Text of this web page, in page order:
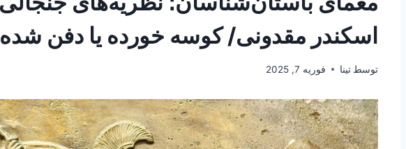
اسکندر مقدونی/ کوسه خورده یا دفن
توسط تینا فوریه 7, 2025